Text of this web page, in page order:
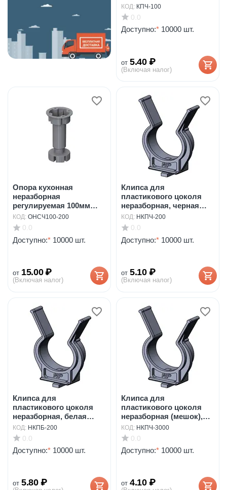
КОД: КПЧ-100
0.0
Доступно:* 10000 шт.
от 5.40 ₽
(Включая налог)
Опора кухонная
неразборная
регулируемая 100мм
под саморез...
КОД: ОНСЧ100-200
0.0
Доступно:* 10000 шт.
от 15.00 ₽
(Включая налог)
Клипса для
пластикового цоколя
неразборная, черная
арт.НК...
КОД: НКПЧ-200
0.0
Доступно:* 10000 шт.
от 5.10 ₽
(Включая налог)
Клипса для
пластикового цоколя
неразборная, белая
арт.НКП...
КОД: НКПБ-200
0.0
Доступно:* 10000 шт.
от 5.80 ₽
Клипса для
пластикового цоколя
неразборная (мешок),
черна...
КОД: НКПЧ-3000
0.0
Доступно:* 10000 шт.
от 4.10 ₽